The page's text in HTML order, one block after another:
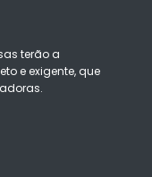
terão a
e exigente, que